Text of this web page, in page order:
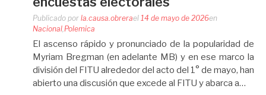
Publicado por la.causa.obrerael 14 de mayo de 2026en
Nacional Polemica
El ascenso rápido y pronunciado de la popularidad de
Myriam Bregman (en adelante MB) y en ese marco la
división del FITU alrededor del acto del 1° de mayo, han
abierto una discusión que excede al FITU y abarca a…